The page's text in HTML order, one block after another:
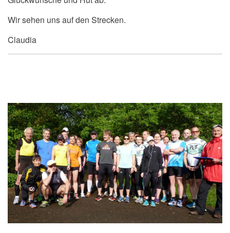
Wir sehen uns auf den Strecken.
Claudia